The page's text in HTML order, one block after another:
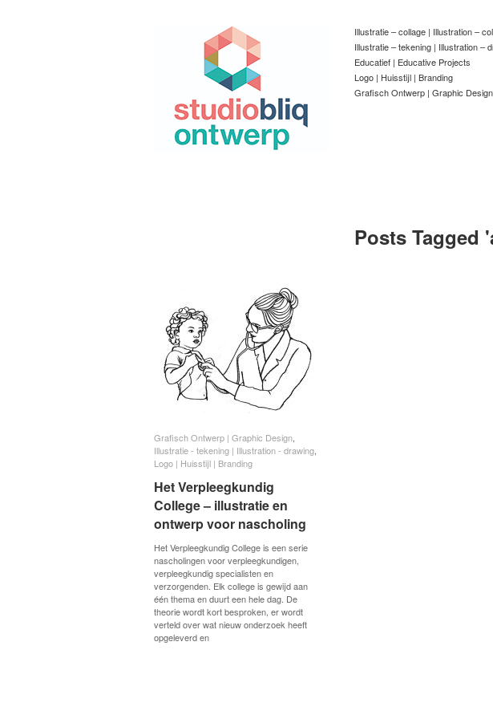
Illustratie – collage | Illustration –
Illustratie – tekening | Illustration –
Educatief | Educative Projects
Logo | Huisstijl | Branding
Grafisch Ontwerp | Graphic Design
Posts Tagged '
Grafisch Ontwerp | Graphic Design
Illustratie - tekening | Illustration - drawing
Logo | Huisstijl | Branding
Het Verpleegkundig
College – illustratie en
ontwerp voor nascholing
Het Verpleegkundig College is een serie
nascholingen voor verpleegkundigen,
verpleegkundig specialisten en
verzorgenden. Elk college is gewijd aan
één thema en duurt een hele dag. De
theorie wordt kort besproken, er wordt
verteld over wat nieuw onderzoek heeft
opgeleverd en
Grafisch Ontwerp | Graphic Design
Illustratie - tekening | Illustration - drawing
Logo | Huisstijl | Branding
Het Verpleegkundig
College – illustratie en
ontwerp voor nascholing